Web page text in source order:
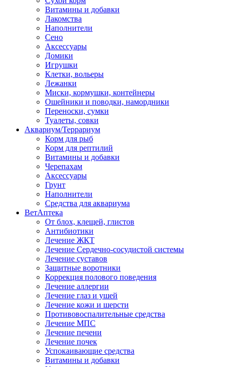
Витамины и добавки
Лакомства
Наполнители
Сено
Аксессуары
Домики
Игрушки
Клетки, вольеры
Лежанки
Миски, кормушки, контейнеры
Ошейники и поводки, намордники
Переноски, сумки
Туалеты, совки
Аквариум/Террариум
Корм для рыб
Корм для рептилий
Витамины и добавки
Черепахам
Аксессуары
Грунт
Наполнители
Средства для аквариума
ВетАптека
От блох, клещей, глистов
Антибиотики
Лечение ЖКТ
Лечение Сердечно-сосудистой системы
Лечение суставов
Защитные воротники
Коррекция полового поведения
Лечение аллергии
Лечение глаз и ушей
Лечение кожи и шерсти
Противовоспалительные средства
Лечение МПС
Лечение печени
Лечение почек
Успокаивающие средства
Витамины и добавки